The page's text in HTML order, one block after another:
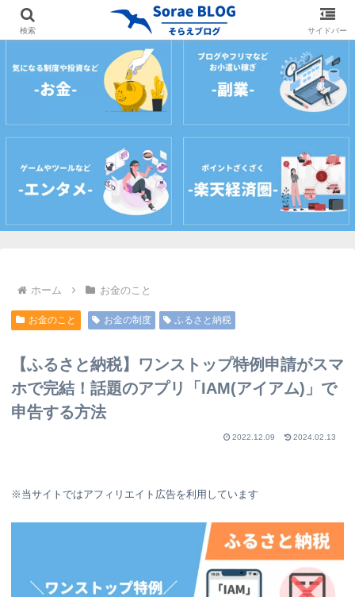
ホーム プロフィール サイトマップ お問
ホーム お金のこと
お金のこと お金の制度 ふるさと納税
【ふるさと納税】ワンストップ特例申請がスマ
ホで完結！話題のアプリ「IAM(アイアム)」で
申告する方法
2022.12.09 2024.02.13
※当サイトではアフィリエイト広告を利用しています
検索 サイドバー